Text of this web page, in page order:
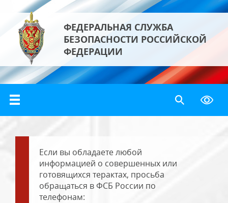
ФЕДЕРАЛЬНАЯ СЛУЖБА
БЕЗОПАСНОСТИ РОССИЙСКОЙ
ФЕДЕРАЦИИ
Если вы обладаете любой
информацией о совершенных или
готовящихся терактах, просьба
обращаться в ФСБ России по
телефонам: